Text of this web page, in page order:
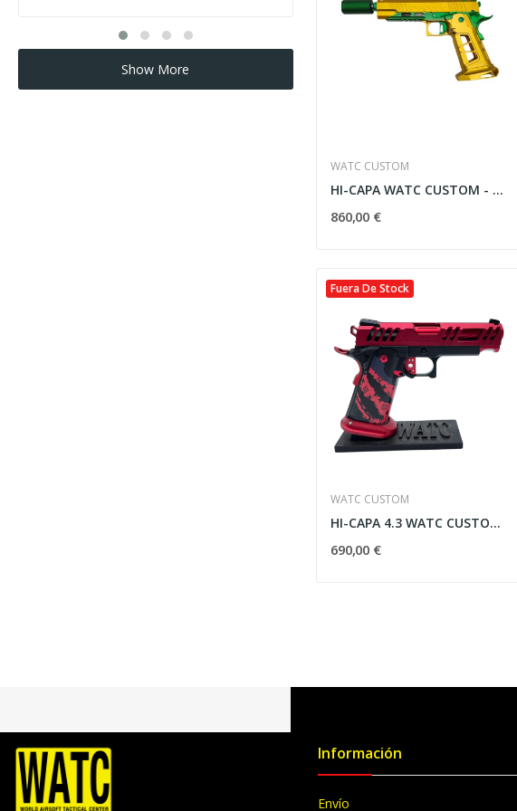
Show More
WATC CUSTOM
HI-CAPA WATC CUSTOM - DORADA & VERDE
860,00 €
Fuera De Stock
WATC CUSTOM
HI-CAPA 4.3 WATC CUSTOM - ROJA & NEGRA
690,00 €
Información
Envío